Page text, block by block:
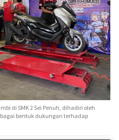
di SMK 2 Sei Penuh, dihadiri oleh
bentuk dukungan terhadap